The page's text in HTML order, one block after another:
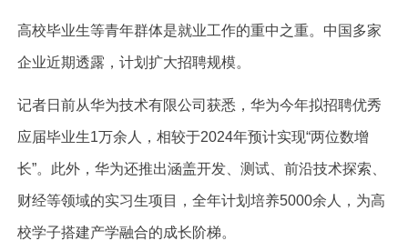
高校毕业生等青年群体是就业工作的重中之重。中国多家
企业近期透露，计划扩大招聘规模。
记者日前从华为技术有限公司获悉，华为今年拟招聘优秀
应届毕业生1万余人，相较于2024年预计实现“两位数增
长”。此外，华为还推出涵盖开发、测试、前沿技术探索、
财经等领域的实习生项目，全年计划培养5000余人，为高
校学子搭建产学融合的成长阶梯。